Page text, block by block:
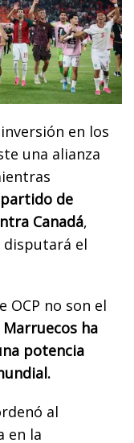
en los
una alianza
partido de
Canadá,
el
OCP no son el
Marruecos ha
potencia
al
en la